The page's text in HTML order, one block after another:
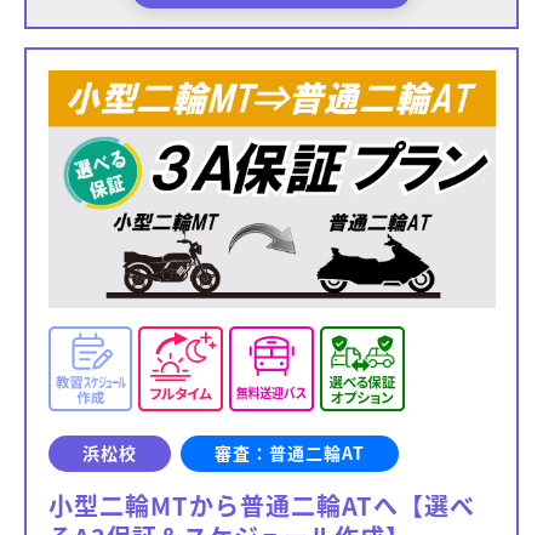
浜松校 審査：普通二輪AT
小型二輪MTから普通二輪ATへ【選べ